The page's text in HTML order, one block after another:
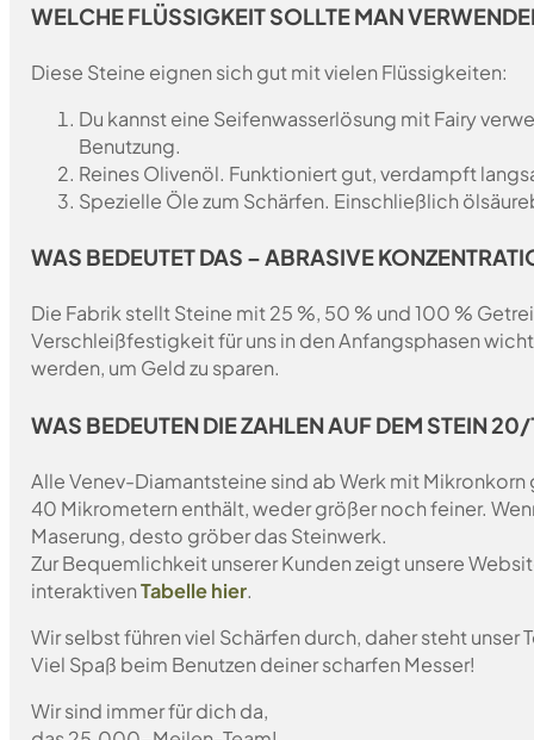
WELCHE FLÜSSIGKEIT SOLLTE MAN
Diese Steine eignen sich gut mit vielen Flüssigkeiten:
Du kannst eine Seifenwasserlösung mit Fairy
Benutzung.
Reines Olivenöl. Funktioniert gut, verdampft
Spezielle Öle zum Schärfen. Einschließlich
WAS BEDEUTET DAS – ABRASIVE
Die Fabrik stellt Steine mit 25 %, 50 % und 100 %
Verschleißfestigkeit für uns in den Anfangsphasen
werden, um Geld zu sparen.
WAS BEDEUTEN DIE ZAHLEN AUF DEM STEIN
Alle Venev-Diamantsteine sind ab Werk mit
40 Mikrometern enthält, weder größer noch feiner.
Maserung, desto gröber das Steinwerk.
Zur Bequemlichkeit unserer Kunden zeigt unsere
interaktivenTabelle hier.
Wir selbst führen viel Schärfen durch, daher steht
Viel Spaß beim Benutzen deiner scharfen Messer!
Wir sind immer für dich da,